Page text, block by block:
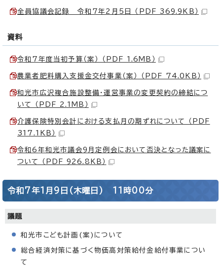
全員協議会記録 令和7年2月5日 （PDF 369.9KB）
資料
令和7年度当初予算（案） （PDF 1.6MB）
農業者肥料購入支援金交付事業（案） （PDF 74.0KB）
和光市広沢複合施設整備・運営事業の変更契約の締結につ
いて （PDF 2.1MB）
介護保険特別会計における支払月の期ずれについて （PDF
317.1KB）
令和6年和光市議会9月定例会において否決となった議案に
ついて （PDF 926.8KB）
令和7年1月9日(木曜日) 11時00分
議題
和光市こども計画(案)について
総合経済対策に基づく物価高対策給付金給付事業につい
て